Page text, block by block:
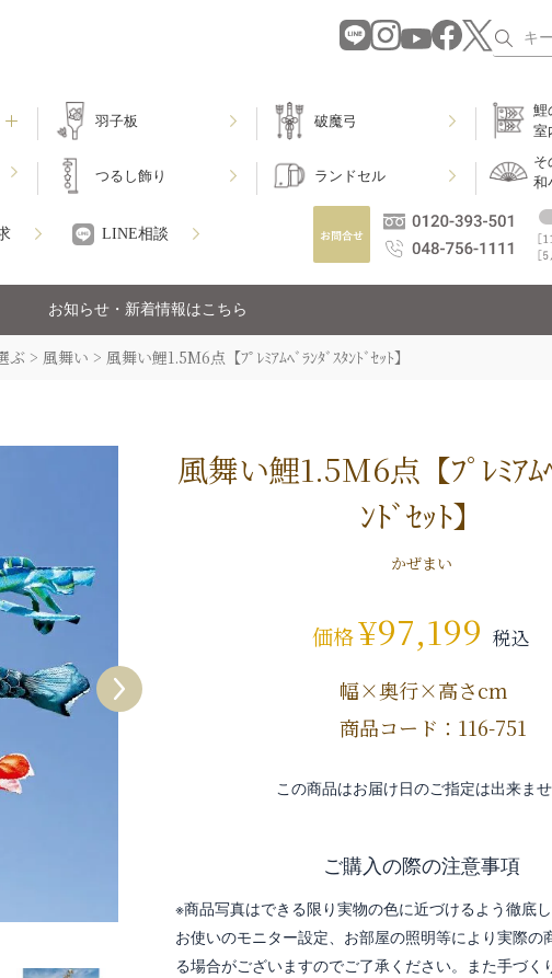
羽子板 破魔弓
鯉
室
つるし飾り ランドセル
そ
和
LINE相談
お知らせ・新着情報はこちら
ぶ 風舞い 風舞い鯉1.5M6点【ﾌﾟﾚﾐｱﾑﾍﾞﾗﾝﾀﾞｽﾀﾝﾄﾞｾｯﾄ】
風舞い鯉1.5M6点【ﾌﾟﾚﾐｱﾑ
ﾝﾄﾞｾｯﾄ】
かぜまい
価格¥97,199 税込
幅×奥行×高さcm
商品コード：116-751
この商品はお届け日のご指定は出来ま
ご購入の際の注意事項
※商品写真はできる限り実物の色に近づけるよう徹底し
お使いのモニター設定、お部屋の照明等により実際の
る場合がございますのでご了承ください。また手づく